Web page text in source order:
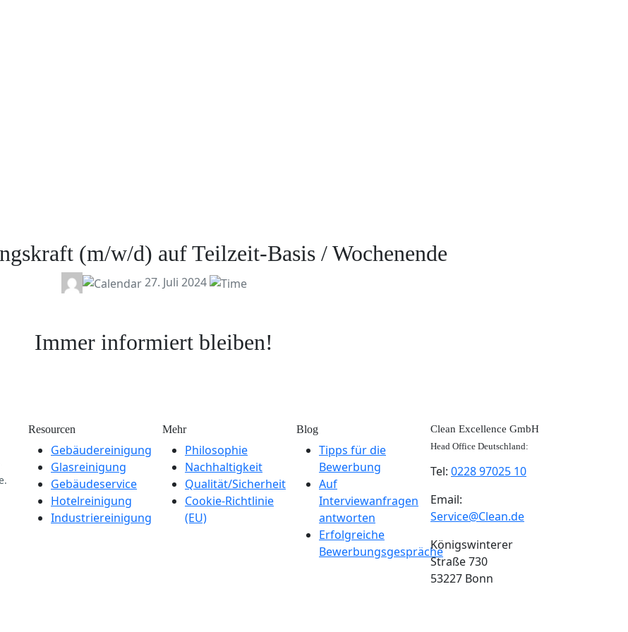
(m/w/d) auf Teilzeit-Basis / Wochenende
27. Juli 2024
Immer informiert bleiben!
Resourcen
Gebäudereinigung
Glasreinigung
Gebäudeservice
Hotelreinigung
Industriereinigung
Mehr
Philosophie
Nachhaltigkeit
Qualität/Sicherheit
Cookie-Richtlinie
(EU)
Blog
Tipps für die
Bewerbung
Auf
Interviewanfragen
antworten
Erfolgreiche
Bewerbungsgespräche
Clean Excellence GmbH
Head Office Deutschland:
Tel: 0228 97025 10
Email:
Service@Clean.de
Königswinterer
Straße 730
53227 Bonn